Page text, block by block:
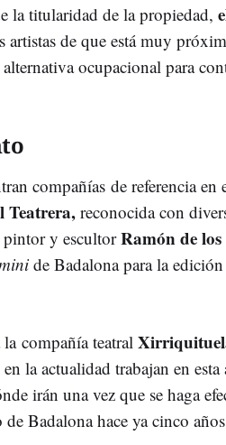
la titularidad de la propiedad,
artistas de que está muy
ocupacional para
compañías de referencia en
Teatrera,reconocida con
pintor y escultorRamón de
de Badalona para la
compañía teatral
la actualidad trabajan en
irán una vez que se haga
Badalona hace ya cinco